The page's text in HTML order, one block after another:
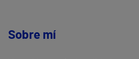
Sobre mí